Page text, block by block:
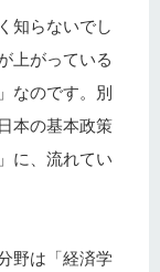
知らないでし
上がっている
なのです。別
本の基本政策
に、流れてい
野は「経済学